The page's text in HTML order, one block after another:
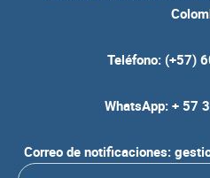
Teléfono: (+57)
WhatsApp: + 57
Correo de notificaciones: